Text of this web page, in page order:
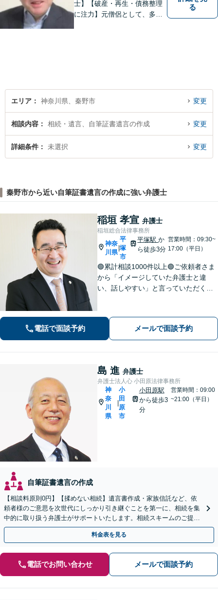
士】【破産・再生・債務整理
に注力】元僧侶として、多く
る
エリア 神奈川県、秦野市 変更
相談内容 相続・遺言、自筆証書遺言の作成 変更
詳細条件 未選択 変更
秦野市から近い自筆証書遺言の作成に強い弁護士
稲垣 孝宣 弁護士
稲垣総合法律事務所
神奈
川県
|
平
塚
市
平塚駅か
ら徒歩3分
営業時間：09:30~
17:00（平日）
🟢累計相談1000件以上🟢ご依頼者さま
から「イメージしていた弁護士と違
い、話しやすい」と言っていただくこ
ニケーションをいたします！【債務整
理のご相談は何度でも無料】【平塚駅3
分】
電話で面談予約 メールで面談予約
島 進 弁護士
弁護士法人心 小田原法律事務所
神
奈
川
県
小
田
原
市
小田原駅
から徒歩3
分
営業時間：09:00
~21:00（平日）
自筆証書遺言の作成
【相談料原則0円】【揉めない相続】遺言書作成・家族信託など、依
頼者様のご意思を次世代にしっかり引き継ぐことを第一に、相続を集
中的に取り扱う弁護士がサポートいたします。相続スキームのご提案
から遺言執行まで責任を持って対応させていただきます。
料金表を見る
電話でお問い合わせ メールで面談予約